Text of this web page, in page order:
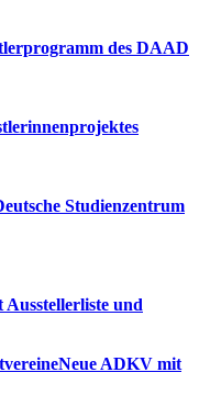
des DAAD
Studienzentrum
und
ADKV mit